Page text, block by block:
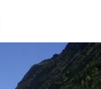
टिहरी गढ़वाल
हरिद्वारदेश दुनिया